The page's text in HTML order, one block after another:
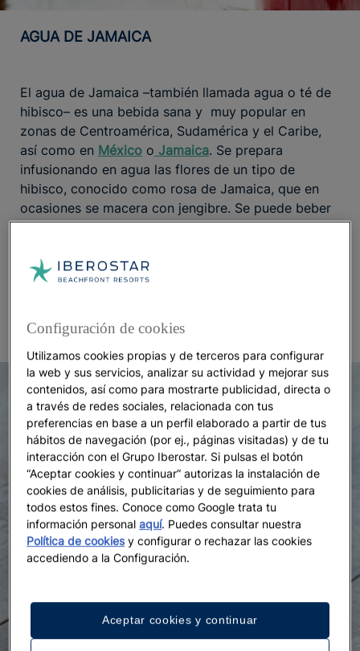
AGUA DE JAMAICA
El agua de Jamaica –también llamada agua o té de
hibisco– es una bebida sana y muy popular en
zonas de Centroamérica, Sudamérica y el Caribe,
así como en México o Jamaica. Se prepara
infusionando en agua las flores de un tipo de
hibisco, conocido como rosa de Jamaica, que en
ocasiones se macera con jengibre. Se puede beber
tanto fría como caliente y endulzar con azúcar si
es diurética y rica en vitamina C. Perfecta para
disfrutar frente a una playa jamaicana de aguas
Configuración de cookies
Utilizamos cookies propias y de terceros para configurar
la web y sus servicios, analizar su actividad y mejorar sus
contenidos, así como para mostrarte publicidad, directa o
a través de redes sociales, relacionada con tus
preferencias en base a un perfil elaborado a partir de tus
hábitos de navegación (por ej., páginas visitadas) y de tu
interacción con el Grupo Iberostar. Si pulsas el botón
“Aceptar cookies y continuar” autorizas la instalación de
cookies de análisis, publicitarias y de seguimiento para
todos estos fines. Conoce como Google trata tu
información personalaquí. Puedes consultar nuestra
Política de cookiesy configurar o rechazar las cookies
accediendo a la Configuración.
Aceptar cookies y continuar